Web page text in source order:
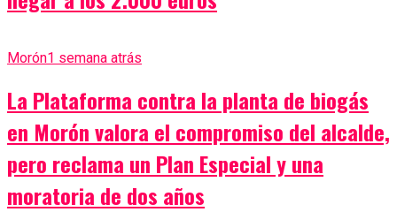
Morón1 semana atrás
La Plataforma contra la planta de biogás
en Morón valora el compromiso del alcalde,
pero reclama un Plan Especial y una
moratoria de dos años